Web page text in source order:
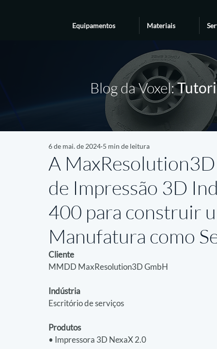
Equipamentos Materiais
Blog da Voxel:
A
de Impressão 3D
400 para construir
Manufatura como
6 de mai. de 2024 5 min de leitura
Cliente
MMDD MaxResolution3D GmbH
Indústria
Escritório de serviços
Produtos
• Impressora 3D NexaX 2.0